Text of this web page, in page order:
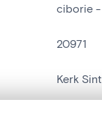
ciborie -
20971
Kerk